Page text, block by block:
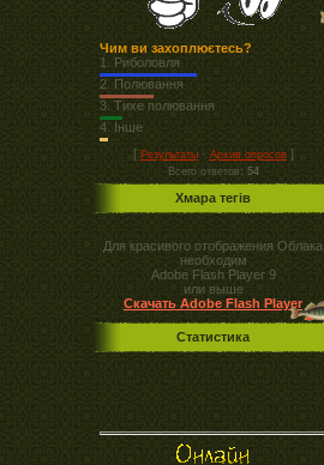
Чим ви захоплюєтесь?
1.
Риболовля
2. Полювання
3. Тихе полювання
4. Інше
[ Результаты· Архив опросов]
Всего ответов: 54
Хмара тегів
Для красивого отображения Облака
необходим
Adobe Flash Player 9
или выше
Скачать Adobe Flash Player
Статистика